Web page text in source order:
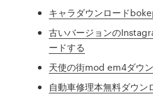
キャラダウンロード
古いバージョンの
ードする
天使の街mod em4ダウ
自動車修理本無料ダウン